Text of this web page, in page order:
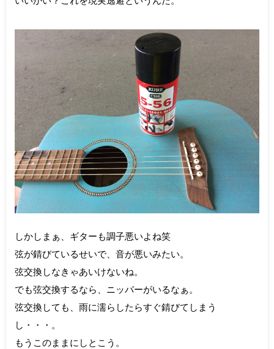
しかしまぁ、ギターも調子悪いよね笑
弦が錆びているせいで、音が悪いみたい。
弦交換しなきゃあいけないね。
でも弦交換するなら、ニッパーがいるなぁ。
弦交換しても、雨に濡らしたらすぐ錆びてしまう
し・・・。
もうこのままにしとこう。